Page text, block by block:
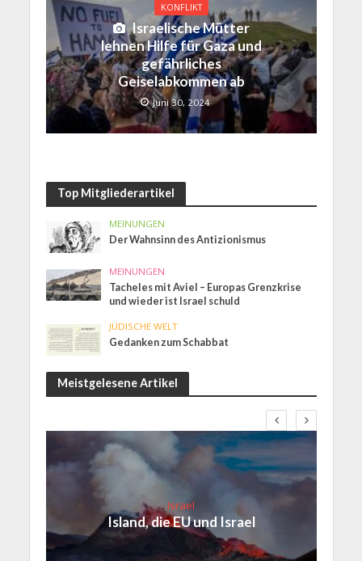
KONFLIKT
Israelische Mütter
lehnen Hilfe für Gaza und
gefährliches
Geiselabkommen ab
Juni 30, 2024
Top Mitgliederartikel
MEINUNGEN
Der Wahnsinn des Antizionismus
MEINUNGEN
Tacheles mit Aviel – Europas Grenzkrise
und wieder ist Israel schuld
JÜDISCHE WELT
Gedanken zum Schabbat
Meistgelesene Artikel
Israel
Island, die EU und Israel